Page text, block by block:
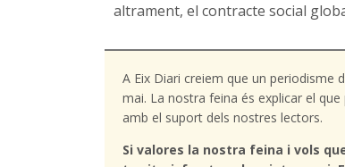
altrament, el contracte social
A Eix Diari creiem que un periodisme
mai. La nostra feina és explicar el
amb el suport dels nostres lectors.
Si valores la nostra feina i vols